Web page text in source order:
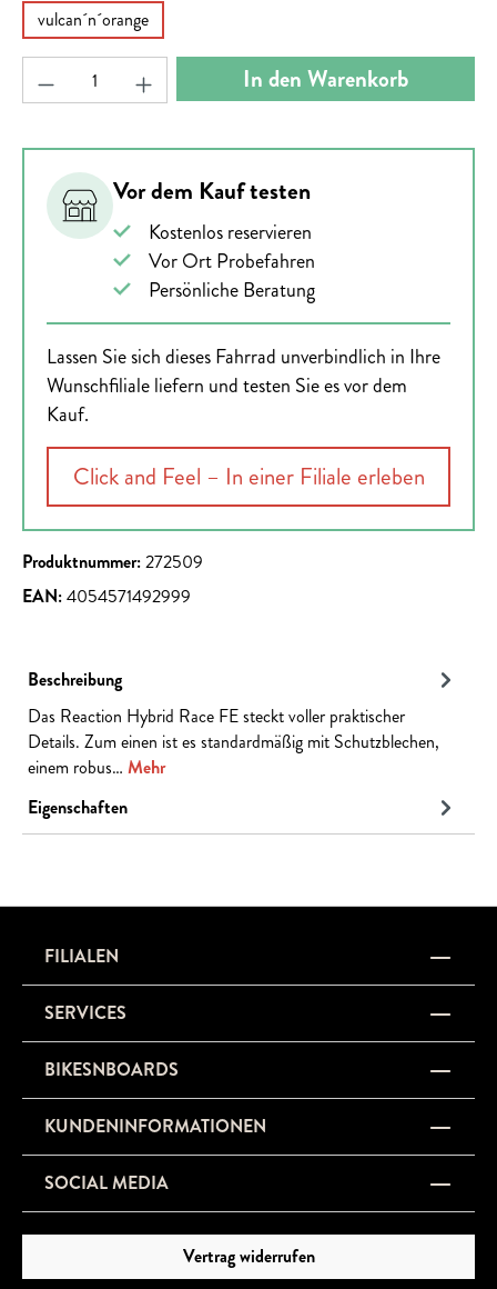
vulcan´n´orange
Produkt Anzahl: Gib den gewünschten Wert ein
In den Warenkorb
Vor dem Kauf testen
Kostenlos reservieren
Vor Ort Probefahren
Persönliche Beratung
Lassen Sie sich dieses Fahrrad unverbindlich in Ihre
Wunschfiliale liefern und testen Sie es vor dem
Kauf.
Click and Feel – In einer Filiale erleben
Produktnummer:272509
EAN:4054571492999
Beschreibung
Das Reaction Hybrid Race FE steckt voller praktischer
Details. Zum einen ist es standardmäßig mit Schutzblechen,
einem robus… Mehr
Eigenschaften
FILIALEN
SERVICES
BIKESNBOARDS
KUNDENINFORMATIONEN
SOCIAL MEDIA
Vertrag widerrufen